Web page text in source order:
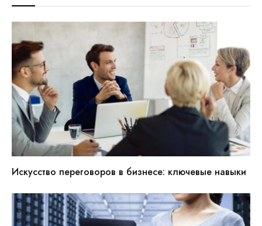
Искусство переговоров в бизнесе: ключевые навыки